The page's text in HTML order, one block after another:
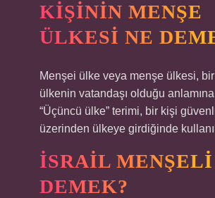
KIŞININ MENŞE
ÜLKESI NE
Menşei ülke veya menşe ülkesi,
ülkenin vatandaşı olduğu
“Üçüncü ülke” terimi, bir kişi
üzerinden ülkeye girdiğinde
İSRAIL MENŞELI
DEMEK?